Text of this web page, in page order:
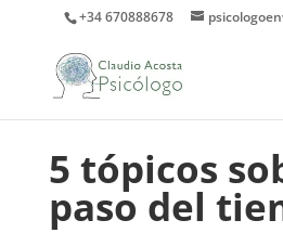
+34 670888678
5 tópicos
paso del